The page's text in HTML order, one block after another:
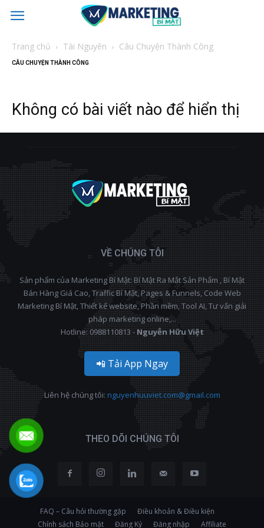
Trang chủ Tài Nguyên Câu Chuyện Thành Công
CÂU CHUYỆN THÀNH CÔNG
Không có bài viết nào để hiển thị
VỀ CHÚNG TÔI
Sản phẩm của Marketing Bí Mật: Bí Mật Ra Mắt Sản Phẩm , Bí Mật
Bán Hàng Giá Cao, Traffic Bí Mật, Pages & Funnels, Code Web
Marketing Bí Mật, Thiết kế website, Phần mềm, Tool AI, Tư vấn giải
pháp marketing online,...
Hotline: 0988110813 - Nguyễn Hữu Việt
📲 Tải App Ngay
Liên hệ chúng tôi: nguyenhuuviet.com@gmail.com
THEO DÕI CHÚNG TÔI
FAQ – Câu hỏi thường gặp
Điều khoản & Điều kiện
Chính sách Bảo mật
Đăng Ký Đăng nhập Affiliate